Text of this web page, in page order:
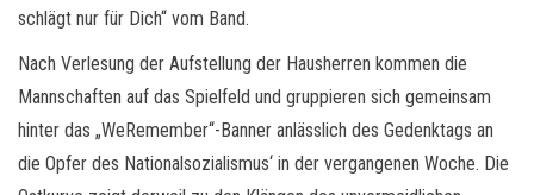
schlägt nur für Dich“ vom Band.
Nach Verlesung der Aufstellung der Hausherren kommen die
Mannschaften auf das Spielfeld und gruppieren sich gemeinsam
hinter das „WeRemember“-Banner anlässlich des Gedenktags an
die Opfer des Nationalsozialismus‘ in der vergangenen Woche. Die